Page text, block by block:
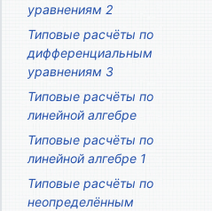
уравнениям 2
Типовые расчёты по
дифференциальным
уравнениям 3
Типовые расчёты по
линейной алгебре
Типовые расчёты по
линейной алгебре 1
Типовые расчёты по
неопределённым